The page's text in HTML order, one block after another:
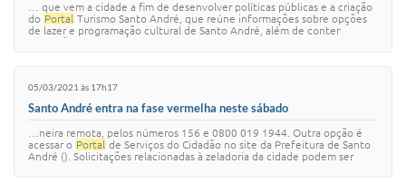
… que vem a cidade a fim de desenvolver políticas públicas e a criação
do Portal
Turismo Santo André, que reúne informações sobre opções
de lazer e programação cultural de Santo André, além de conter
05/03/2021 às 17h17
Santo André entra na fase vermelha neste sábado
…neira remota, pelos números 156 e 0800 019 1944. Outra opção é
acessar o Portal de Serviços do Cidadão no site da Prefeitura de Santo
André (). Solicitações relacionadas à zeladoria da cidade podem ser